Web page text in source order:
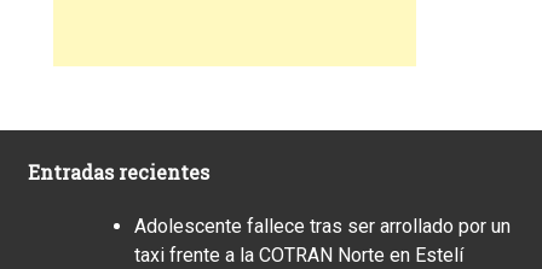
Entradas recientes
Adolescente fallece tras ser arrollado por un
taxi frente a la COTRAN Norte en Estelí